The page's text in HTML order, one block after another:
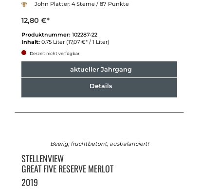
John Platter: 4 Sterne / 87 Punkte
12,80 €*
Produktnummer: 102287-22
Inhalt: 0.75 Liter (17,07 €* / 1 Liter)
Derzeit nicht verfügbar
aktueller Jahrgang
Details
Beerig, fruchtbetont, ausbalanciert!
STELLENVIEW
GREAT FIVE RESERVE MERLOT
2019